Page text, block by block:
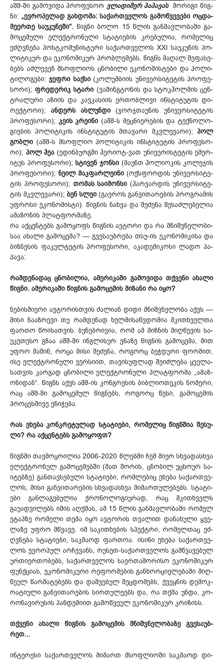
აშშ-ში გა­მო­ვი­და პრო­ფე­სორ ვლა­დი­მერ პა­პა­ვას მო­რი­გი წიგ­
ნი: „ევ­რო­პე­ლად გახ­დო­მა: სა­ქარ­თვე­ლოს გა­მოწ­ვე­ვე­ბი ოც­და­
მე­ერ­თე სა­უკ­უნ­ეში“. წიგ­ნი ბო­ლო 15 წლის გან­მავ­ლო­ბა­ში გა­
მო­ცე­მუ­ლი ელ­ექ­ტრო­ნუ­ლი სტა­ტი­ებ­ის კრე­ბუ­ლია, რო­მე­ლიც
ეძ­ღვნე­ბა პოს­ტკო­მუ­ნის­ტუ­რი სა­ქარ­თვე­ლოს XXI სა­უკ­უნ­ის პო­
ლი­ტი­კურ და ეკ­ონ­ომ­იკ­ურ პრობ­ლე­მებს. წიგ­ნს მა­ღალ შე­ფა­სე­
ბებს აძ­ლე­ვენ მსოფ­ლი­ოს ცნო­ბი­ლი ეკ­ონ­ომ­ის­ტე­ბი და პო­ლი­
ტი­ლო­გე­ბი: ჯეფ­რი საქ­სი(კო­ლუმ­ბი­ის უნ­ივ­ერ­სი­ტე­ტის პრო­ფე­
სო­რი);ფრე­დე­რიკ სტა­რი (ვა­შინ­გტო­ნის და სტოკ­ჰოლ­მის ცენ­
ტრა­ლუ­რი აზი­ის და კავ­კა­სი­ის ერ­თობ­ლი­ვი ინ­სტი­ტუ­ტის დი­
რექ­ტო­რი); ან­დერს ას­ლუნ­დი (ჯორ­ჯთა­უნ­ის უნ­ივ­ერ­სი­ტე­ტის
პრო­ფე­სო­რი); კე­ის კრე­ინი (აშშ-ს მეც­ნი­ერ­ებ­ის და ტექ­ნო­ლო­
გი­ებ­ის პო­ლი­ტი­კის ინ­სტი­ტუ­ტის მთა­ვა­რი მკვლე­ვა­რი); პოლ
გობ­ლი (აშშ-ს მსოფ­ლიო პო­ლი­ტი­კის ინ­სტი­ტუ­ტის პრო­ფე­სო­
რი); პოლ ჰეა (ედ­ინ­ბურ­გში ჰე­რი­ოტ-ვათ უნ­ივ­ერ­ის­ტე­ტის ემ­ერ­
იტ­უს პრო­ფე­სო­რი);სტი­ვენ ჯონ­სი (მა­უნთ ჰო­ლი­ოკ­ის კო­ლე­ჯის
პრო­ფე­სო­რი); ნე­ილ მაკ­ფარ­ლე­ინი (ოქ­სფორ­დის უნ­ივ­ერ­სი­ტე­
ტის პრო­ფე­სო­რი); თო­მას სა­იმ­ონ­სი (ჰარ­ვარ­დის უნ­ივ­ერ­სი­ტე­
ტის მკვლე­ვა­რი); ბენ სლეი (გა­ერ­ოს გან­ვი­თა­რე­ბის პროგ­რა­მის
უფ­რო­სი ეკ­ონ­ომ­ის­ტი). წიგ­ნის ნახ­ვა და შე­ძე­ნა შე­საძ­ლე­ბე­ლია
ამ­აზ­ონ­ის პლატ­ფორ­მა­ზე.
რა აქ­ცენ­ტებს გა­მო­ყოფს წიგ­ნის ავ­ტო­რი და რა მნიშ­ვნე­ლო­ბი­
საა ახ­ალი გა­მო­ცე­მა? — გვე­სა­უბ­რე­ბა თსუ-ის ეკ­ონ­ომ­იკ­ისა და
ბიზ­ნე­სის ფა­კულ­ტე­ტის პრო­ფე­სო­რი, აკ­ად­ემ­იკ­ოსი ლა­დო პა­
პა­ვა:
რამ­დე­ნა­დაც ცნო­ბი­ლია, ამ­ერ­იკ­აში გა­მო­ვი­და თქვე­ნი ახ­ალი
წიგ­ნი. ამ­ერ­იკ­აში წიგ­ნის გა­მო­ცე­მის მი­ზა­ნი რა იყო?
ნე­ბის­მი­ერი ავ­ტო­რის­თვის ძა­ლი­ან დი­დი მნიშ­ვნე­ლო­ბა აქ­ვს —
მი­სი ნა­აზ­რე­ვი თუ რამ­დე­ნად ხელ­მი­საწ­ვდო­მია მკითხველ­თა
ფარ­თო წრი­სათ­ვის. ბუ­ნებ­რი­ვია, რომ ამ მიზ­ნის მიღ­წე­ვის სა­
უკ­ეთ­ესო გზაა აშშ-ში ინ­გლი­სურ ენ­აზე წიგ­ნის გა­მო­ცე­მა, მით
უფ­რო მა­შინ, რო­ცა მი­სი შე­ძე­ნა, რო­გორც ბეჭ­დუ­რი ფორ­მით,
ისე ელ­ექ­ტრო­ნუ­ლი ვერ­სი­ით, თა­ვი­სუფ­ლად შე­იძ­ლე­ბა ყვე­ლა­
სათ­ვის კარ­გად ცნო­ბი­ლი ელ­ექ­ტრო­ნუ­ლი პლატ­ფორ­მა „ამ­აზ­
ონ­იდ­ან“. წიგ­ნს აქ­ვს აშშ-ის კონ­გრე­სის ბიბ­ლი­ოთ­ეკ­ის ნო­მე­რი,
რაც აშშ-ში გა­მო­ცე­მულ წიგ­ნებს, რო­გორც წე­სი, გა­მო­ცე­მის
პრო­ცეს­ში­ვე ენ­იჭ­ება.
რას ეხ­ება კონ­კრე­ტუ­ლად სტა­ტი­ები, რო­მე­ლიც წიგ­ნშია შე­სუ­
ლი? რა აქ­ცენ­ტებს გა­მო­ყოფთ?
წიგ­ნში თავ­მოყ­რი­ლია 2006-2020 წლებ­ში ჩემ მი­ერ სხვა­დას­ხვა
ელ­ექ­ტრო­ნულ გა­მო­ცე­მებ­ში (მათ შო­რის, ცნო­ბილ უცხო­ურ სა­
იტ­ებ­ზე) გან­თავ­სე­ბუ­ლი სტა­ტი­ები, რომ­ლე­ბიც ეხ­ება სა­ქარ­თვე­
ლოს, მი­სი გან­ვი­თა­რე­ბის სხვა­დას­ხვა მი­მარ­თუ­ლე­ბებს. სტა­ტი­
ები გან­ლა­გე­ბუ­ლია ქრო­ნო­ლო­გი­ურ­ად, რაც მკითხველს
გაუადვილებს იმ­ის აღ­ქმას, ამ 15 წლის გან­მავ­ლო­ბა­ში რო­მელ
ეტ­აპ­ზე რო­მე­ლი თე­მა იყო ავ­ტო­რის თვა­ლით და­ნა­ხუ­ლი ყვე­
ლა­ზე უფ­რო მწვა­ვე. იმ სა­კითხე­ბის სპექ­ტრი, რო­მელ­თაც ეძ­
ღვნე­ბა სტა­ტი­ები, საკ­მა­ოდ ფარ­თოა. ის­ინი ეხ­ება სა­ქარ­თვე­
ლოს ევ­რო­პულ არ­ჩე­ვანს, რუ­სეთ-სა­ქარ­თვე­ლოს გამ­წვა­ვე­ბულ
ურ­თი­ერ­თო­ბებს, სა­ქარ­თვე­ლოს სა­ერ­თა­შო­რი­სო ეკ­ონ­ომ­იკ­ურ
ფუნ­ქცი­ას, ეკ­ონ­ომ­იკ­ური რე­ფორ­მე­ბის გან­ხორ­ცი­ელ­ებ­აში მიღ­
წე­ულ წარ­მა­ტე­ბებს და დაშ­ვე­ბულ შეც­დო­მებს, ქვეყ­ნის დე­მოკ­
რა­ტი­ული გან­ვი­თა­რე­ბის სირ­თუ­ლე­ებს და, რა თქმა უნ­და, კო­
რო­ნა­ვი­რუ­სის პან­დე­მი­ით გა­მოწ­ვე­ულ ეკ­ონ­ომ­იკ­ურ კრი­ზისს.
თქვე­ნი ახ­ალი წიგ­ნის გა­მო­ცე­მის მნიშ­ვნე­ლო­ბა­ზე გვე­სა­უბ­
რეთ...
ინ­ტე­რე­სი სა­ქარ­თვე­ლოს მი­მართ მსოფ­ლი­ოში საკ­მა­ოდ დი­